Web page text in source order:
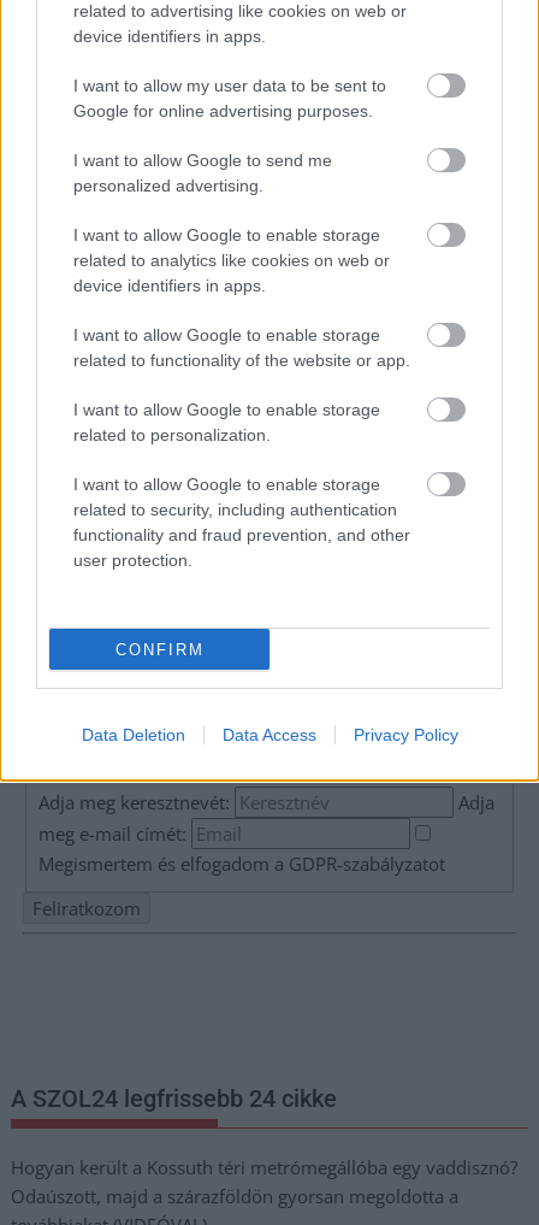
related to advertising like cookies on web or
device identifiers in apps.
I want to allow my user data to be sent to
Google for online advertising purposes.
I want to allow Google to send me
personalized advertising.
I want to allow Google to enable storage
related to analytics like cookies on web or
device identifiers in apps.
I want to allow Google to enable storage
related to functionality of the website or app.
I want to allow Google to enable storage
related to personalization.
I want to allow Google to enable storage
related to security, including authentication
functionality and fraud prevention, and other
user protection.
CONFIRM
Data Deletion Data Access Privacy Policy
Kiss Lajos
vasútvonalon, alapos késések alakultak ki a
menetrendhez képest, kimaradás is előfordult
pedig újra megadta magát a ceglédi vonalon, így...
JNSZ megyei hírek
Hírlevél feliratkozás
Adja meg keresztnevét:
Adja
meg e-mail címét:
Megismertem és elfogadom a GDPR-szabályzatot
A SZOL24 legfrissebb 24 cikke
Hogyan került a Kossuth téri metrómegállóba egy vaddisznó?
Odaúszott, majd a szárazföldön gyorsan megoldotta a